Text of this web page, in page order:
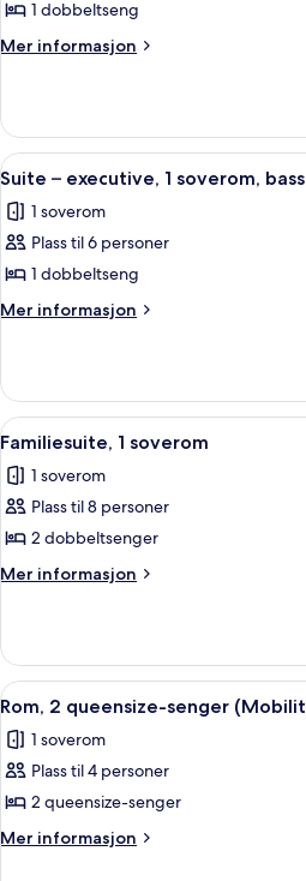
1
soverom,
bassengutsikt
1 dobbeltseng
Mer informasjon
Mer
1
soverom,
bassengutsikt
Åpne
alle
bildene
av
Suite
–
soverom,
bassengutsikt
5
Suite – executive, 1 soverom,
1 soverom
Plass til 6 personer
1 dobbeltseng
Mer informasjon
Mer
–
executive,
1
bassengutsikt
Åpne
alle
bildene
av
Familiesuite,
1
9
Familiesuite, 1 soverom
1 soverom
Plass til 8 personer
2 dobbeltsenger
Mer informasjon
Mer
1
soverom
Åpne
alle
bildene
av
Rom,
2
6
Rom, 2 queensize-senger
1 soverom
Plass til 4 personer
2 queensize-senger
Mer informasjon
Mer